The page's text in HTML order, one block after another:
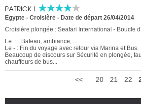
PATRICK L
Egypte - Croisière - Date de départ 26/04/2014
Croisière plongée : Seafari International - Boucle
Le + : Bateau, ambiance, ...
Le - : Fin du voyage avec retour via Marina et Bus.
Beaucoup de discours sur Sécurité en plongée,
chauffeurs de bus...
<< 20 21 22